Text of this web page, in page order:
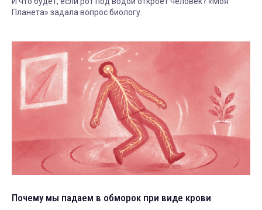
Планета» задала вопрос биологу.
Почему мы падаем в обморок при виде крови